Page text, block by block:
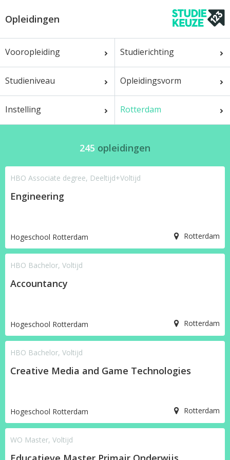
Opleidingen
Vooropleiding Studierichting
Studieniveau Opleidingsvorm
Instelling Rotterdam
245 opleidingen
HBO Associate degree, Deeltijd+Voltijd
Engineering
Hogeschool Rotterdam Rotterdam
HBO Bachelor, Voltijd
Accountancy
Hogeschool Rotterdam Rotterdam
HBO Bachelor, Voltijd
Creative Media and Game Technologies
Hogeschool Rotterdam Rotterdam
WO Master, Voltijd